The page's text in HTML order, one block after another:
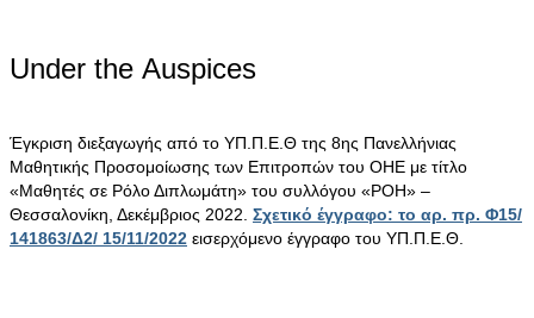
Under the Αuspices
Έγκριση διεξαγωγής από το ΥΠ.Π.Ε.Θ της 8ης Πανελλήνιας
Μαθητικής Προσομοίωσης των Επιτροπών του ΟΗΕ με τίτλο
«Μαθητές σε Ρόλο Διπλωμάτη» του συλλόγου «ΡΟΗ» –
Θεσσαλονίκη, Δεκέμβριος 2022. Σχετικό έγγραφο: το αρ. πρ. Φ15/
141863/Δ2/ 15/11/2022 εισερχόμενο έγγραφο του ΥΠ.Π.Ε.Θ.